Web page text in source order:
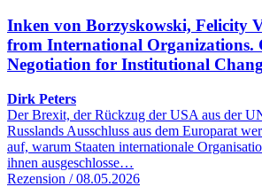
Inken von Borzyskowski, Felicity
from International Organizations.
Negotiation for Institutional
Dirk Peters
Der Brexit, der Rückzug der USA aus der
Russlands Ausschluss aus dem Europarat
auf, warum Staaten internationale
ihnen ausgeschlosse…
Rezension / 08.05.2026